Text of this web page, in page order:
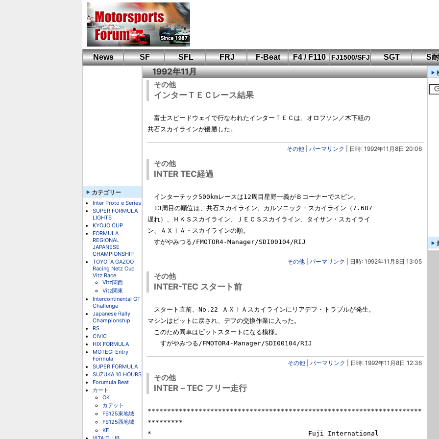
News SF SFL FRJ F-Beat
F4 / F110
FIA-F4
F110 CUP
FJ1500/SFJ
鈴鹿・岡山
もてぎ・菅生
筑波・冨士
Aポリス
SFJ D-Cup
SFJ日本一
SGT S耐
カテゴリー
Inter Proto e Series
SUPER FORMULA
LIGHTS
KYOJO CUP
FORMULA
REGIONAL
JAPANESE
CHAMPIONSHIP
TOYOTA GAZOO
Racing Netz Cup
Vitz Race
Vitz関西
Vitz関東
Intercontinental GT
Challenge
Japanese Rally
Championship
RS
CIVIC
HIX FORMULA
MOTEGI Entry
Formula
SUPER FORMULA
SUZUKA 10 HOURS
Forumula Beat
カート
OK
カデット
FS125東地域
FS125西地域
KF
1992年11月
その他
インターＴＥＣレース結果
富士スピードウェイで行なわれたインターＴＥＣは、オロフソン／木下組の
その他 パーマリンク | 日時: 1992年11月8日 20:06
その他
INTER TEC経過
インターテック500kmレースは12周目星野一義がＢコーナーでスピン。
13周目の順位は、共石スカイライン、カルソニック・スカイライン（7.687
遅れ）、ＨＫＳスカイライン、ＪＥＣＳスカイライン、タイサン・スカイライ
ン、ＡＸＩＡ・スカイラインの順。
その他 パーマリンク | 日時: 1992年11月8日 13:05
その他
INTER-TEC スタート前
スタート直前、No.22 ＡＸＩＡスカイラインにリアデフ・トラブルが発生。
マシンはピットに戻され、デフの交換作業に入った。
このため同車はピットスタートになる模様。
その他 パーマリンク | 日時: 1992年11月8日 12:36
その他
INTER－TEC フリー走行
**********************************************************************
*********
*                                        Fuji International